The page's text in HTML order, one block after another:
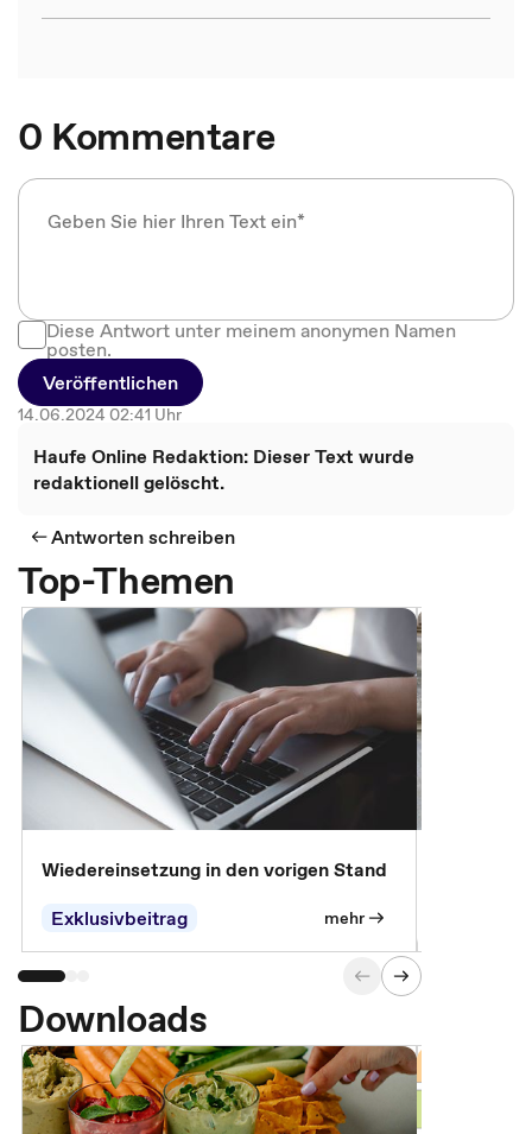
0 Kommentare
Diese Antwort unter meinem anonymen Namen
posten.
Veröffentlichen
14.06.2024 02:41 Uhr
Haufe Online Redaktion: Dieser Text wurde
redaktionell gelöscht.
Antworten schreiben
Top-Themen
Wiedereinsetzung in den vorigen Stand
Exklusivbeitrag
mehr
Downloads